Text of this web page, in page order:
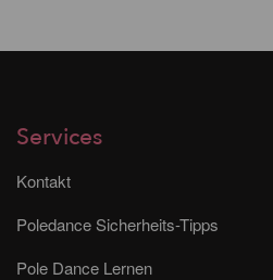
Services
Kontakt
Poledance Sicherheits-Tipps
Pole Dance Lernen